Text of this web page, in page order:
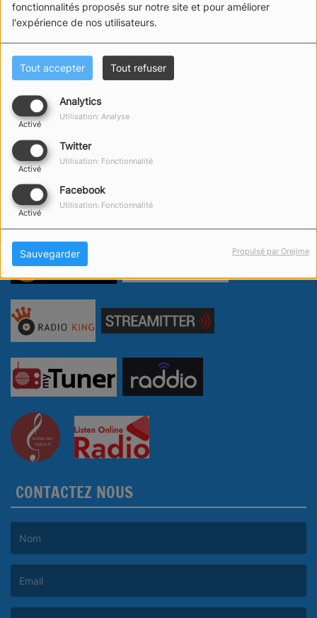
fonctionnalités proposés sur notre site et pour améliorer
l'expérience de nos utilisateurs.
Tout accepter Tout refuser
Analytics
Activé
Utilisation: Analyse
Twitter
Activé
Utilisation: Fonctionnalité
Facebook
Activé
Utilisation: Fonctionnalité
Sauvegarder Propulsé par Orejime
ÉCOUTER LE PODCAST
Merci à Eric Bellion, son courage et son franc parler. Bon
vent !
CONTACTEZ NOUS